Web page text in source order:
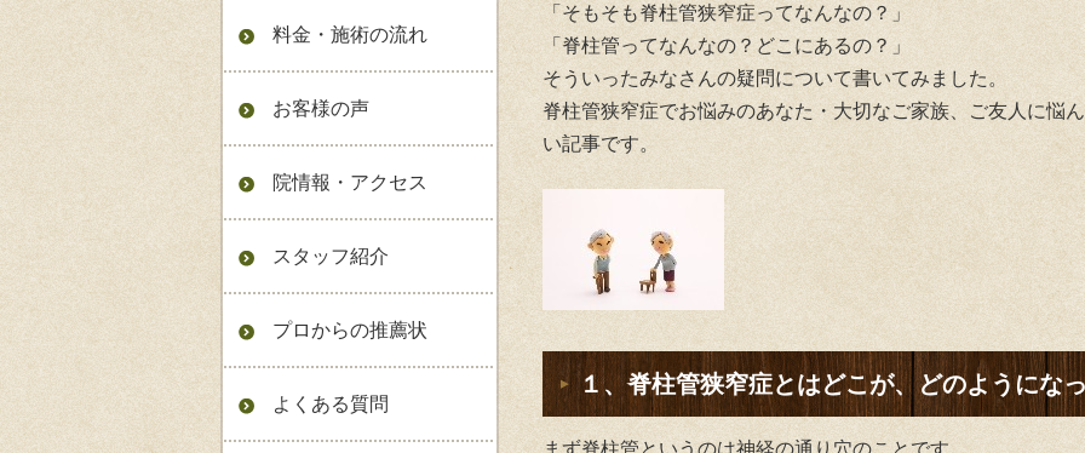
料金・施術の流れ
お客様の声
院情報・アクセス
スタッフ紹介
プロからの推薦状
よくある質問
「そもそも脊柱管狭窄症ってなんなの？」
「脊柱管ってなんなの？どこにあるの？」
そういったみなさんの疑問について書いてみました。
脊柱管狭窄症でお悩みのあなた・大切なご家族、ご友人に悩
い記事です。
１、脊柱管狭窄症とはどこが、どのようにな
まず脊柱管というのは神経の通り穴のことです。